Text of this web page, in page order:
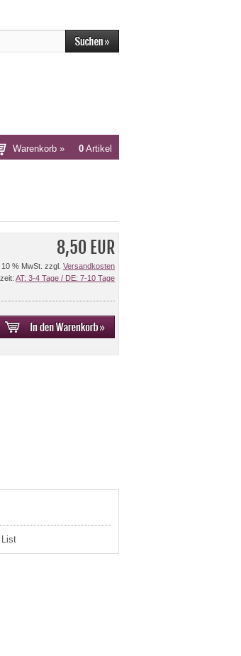
Warenkorb » 0 Artikel
8,50 EUR
% MwSt. zzgl. Versandkosten
AT: 3-4 Tage / DE: 7-10 Tage
List